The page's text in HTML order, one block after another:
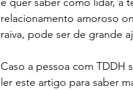
relacionamento amoroso
raiva, pode ser de grande
Caso a pessoa com TDDH
ler este artigo para saber